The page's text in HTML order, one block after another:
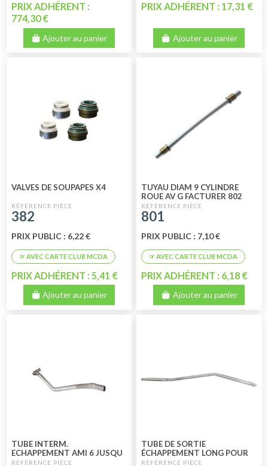
PRIX ADHÉRENT :
774,30 €
Ajouter au panier
PRIX ADHÉRENT : 17,31 €
Ajouter au panier
VALVES DE SOUPAPES X4
382
PRIX PUBLIC : 6,22 €
PRIX ADHÉRENT : 5,41 €
Ajouter au panier
TUYAU DIAM 9 CYLINDRE
ROUE AV G FACTURER 802
801
PRIX PUBLIC : 7,10 €
PRIX ADHÉRENT : 6,18 €
Ajouter au panier
TUBE INTERM.
ECHAPPEMENT AMI 6 JUSQU
A 1968
TUBE DE SORTIE
ÉCHAPPEMENT LONG POUR
AMI 6 DE 1961 A 1969